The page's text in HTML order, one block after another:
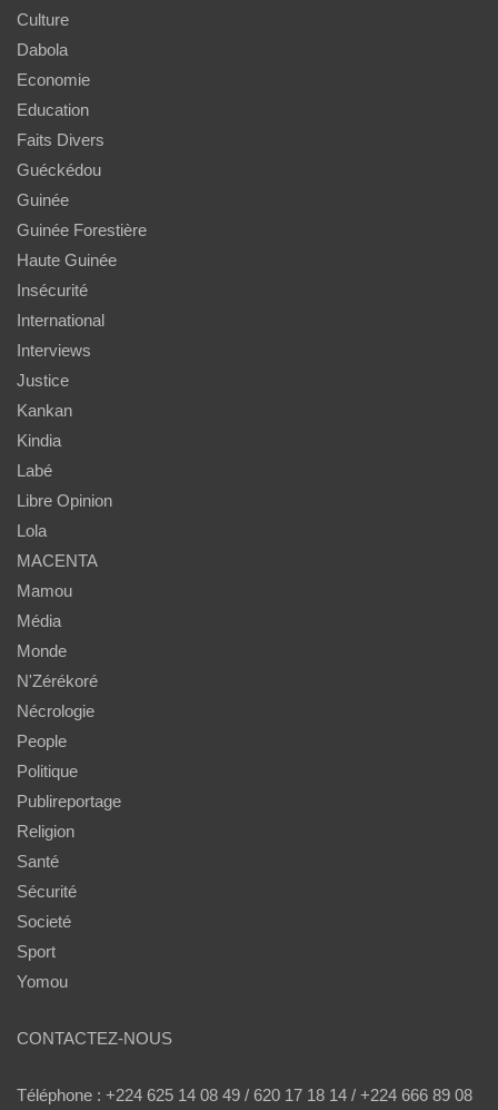
Culture
Dabola
Economie
Education
Faits Divers
Guéckédou
Guinée
Guinée Forestière
Haute Guinée
Insécurité
International
Interviews
Justice
Kankan
Kindia
Labé
Libre Opinion
Lola
MACENTA
Mamou
Média
Monde
N'Zérékoré
Nécrologie
People
Politique
Publireportage
Religion
Santé
Sécurité
Societé
Sport
Yomou
CONTACTEZ-NOUS
Téléphone : +224 625 14 08 49 / 620 17 18 14 / +224 666 89 08